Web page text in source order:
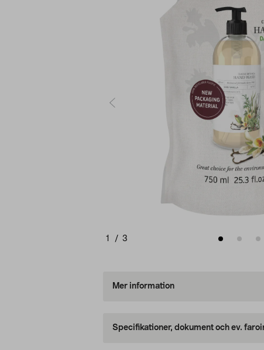
1 / 3
Mer information
Specifikationer, dokument och ev.